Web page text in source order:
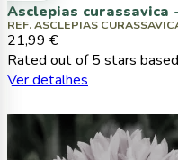
Asclepias curassavica
REF. ASCLEPIAS
21,99 €
Rated out of 5 stars
Ver detalhes